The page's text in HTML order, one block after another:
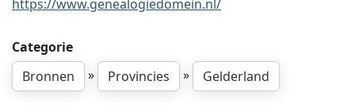
https://www.genealogiedomein.nl/
Categorie
Bronnen
» Provincies » Gelderland